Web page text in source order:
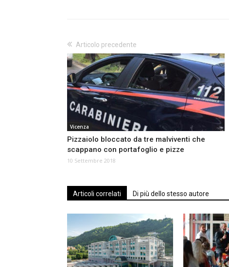
Articolo precedente
Vicenza
Pizzaiolo bloccato da tre malviventi che
scappano con portafoglio e pizze
10 Settembre 2018
Articoli correlati Di più dello stesso autore